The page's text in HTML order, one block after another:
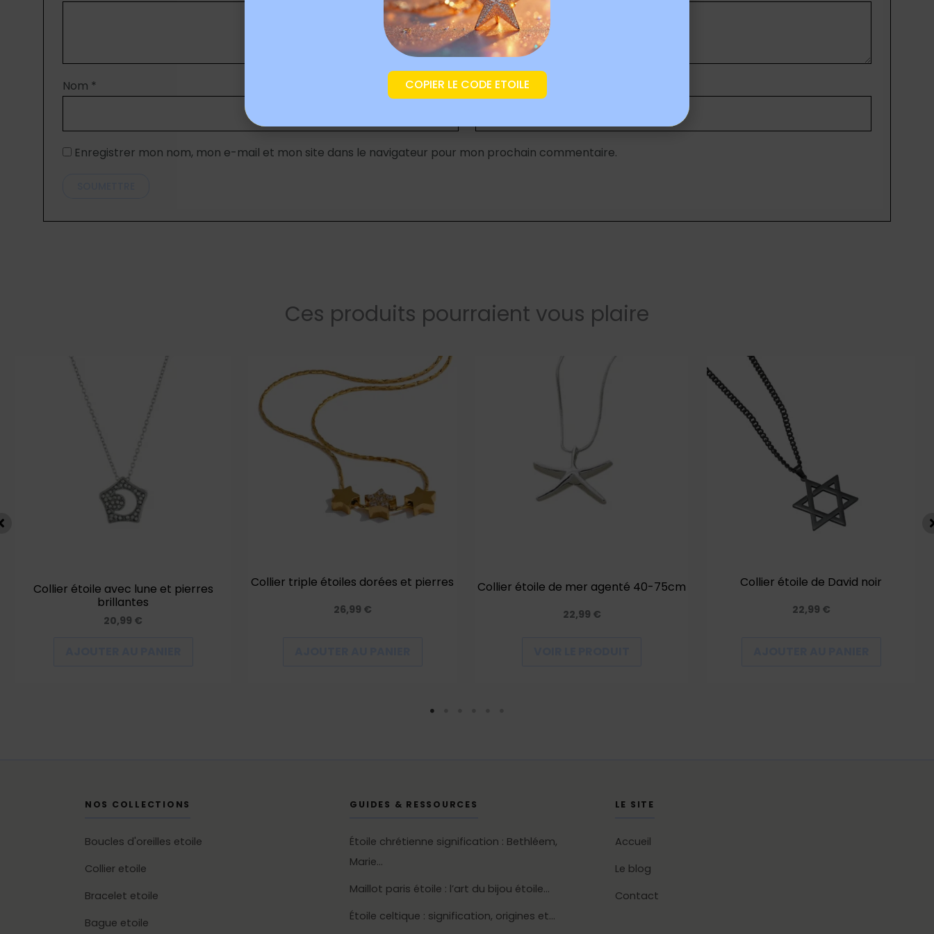
Nom * E-mail*
Enregistrer mon nom, mon e-mail et mon site dans le navigateur pour mon prochain commentaire.
Ces produits pourraient vous plaire
Collier étoile avec lune et pierres
brillantes
20,99 €
Collier triple étoiles dorées et pierres
26,99 €
Collier étoile de mer agenté 40-75cm
22,99 €
la
Collier étoile de David noir
22,99 €
NOS COLLECTIONS
Boucles d'oreilles etoile
Collier etoile
Bracelet etoile
Bague etoile
GUIDES & RESSOURCES
Étoile chrétienne signification : Bethléem,
Marie…
Maillot paris étoile : l’art du bijou étoile…
Étoile celtique : signification, origines et…
LE SITE
Accueil
Le blog
Contact
COPIER LE CODE ETOILE